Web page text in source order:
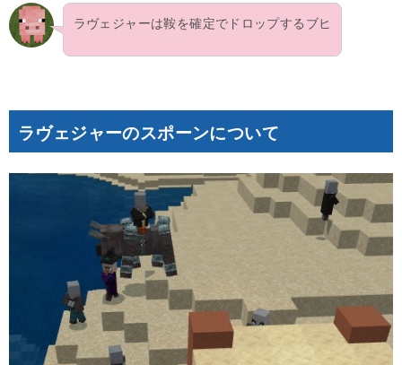
ラヴェジャーは鞍を確定でドロップするブヒ
ラヴェジャーのスポーンについて